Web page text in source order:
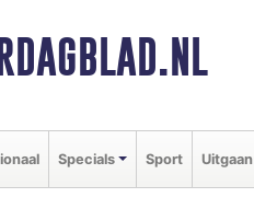
Specials Sport Uitgaan